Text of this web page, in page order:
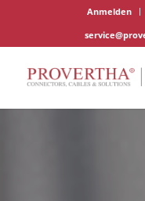
Anmelden